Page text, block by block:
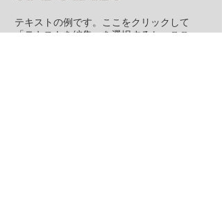
テキストの例です。ここをクリックして
「テキストを編集」を選択するか、ここ